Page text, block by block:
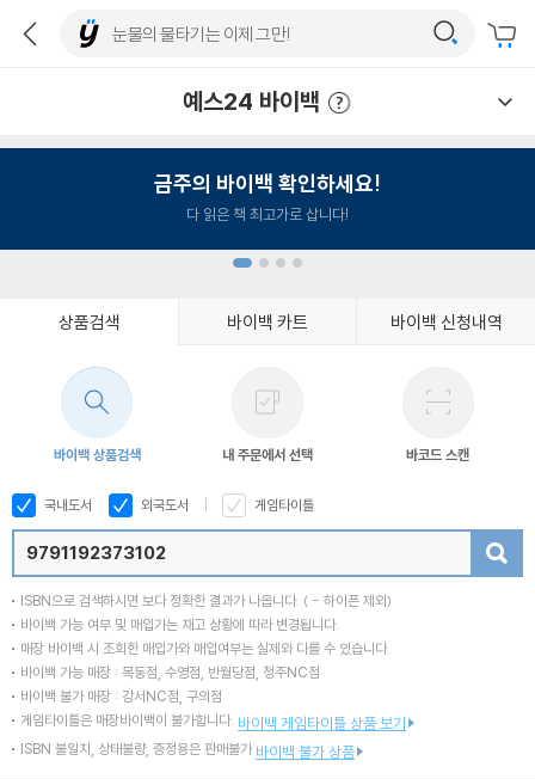
예스24 바이백
금주의 바이백 확인하세요!
다 읽은 책 최고가로 삽니다!
상품검색 바이백 카트 바이백 신청내역
바이백 상품검색 내 주문에서 선택 바코드 스캔
국내도서 외국도서 게임타이틀
ISBN으로 검색하시면 보다 정확한 결과가 나옵니다. ( - 하이픈 제외)
바이백 가능 여부 및 매입가는 재고 상황에 따라 변경됩니다.
매장 바이백 시 조회한 매입가와 매입여부는 실제와 다를 수 있습니다.
바이백 가능 매장 : 목동점, 수영점, 반월당점, 청주NC점
바이백 불가 매장 : 강서NC점, 구의점
게임타이틀은 매장바이백이 불가합니다. 바이백 게임타이틀 상품 보기
ISBN 불일치, 상태불량, 증정용은 판매불가 바이백 불가 상품